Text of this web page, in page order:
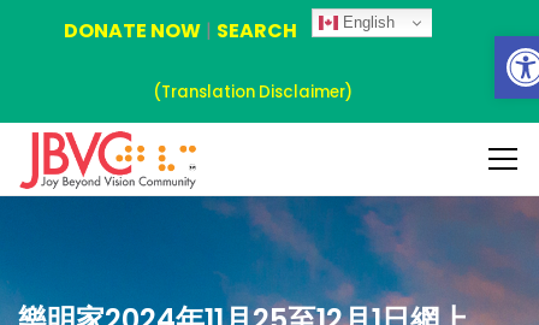
DONATE NOW| SEARCH English
(Translation Disclaimer)